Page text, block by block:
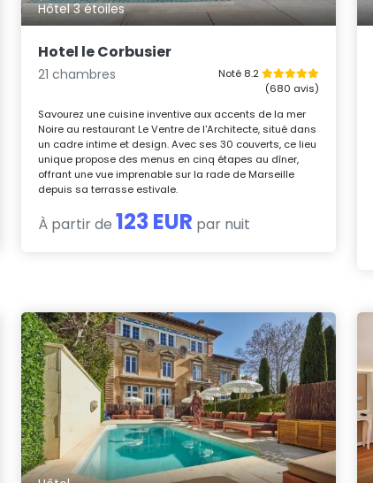
Hôtel 3 étoiles
Hotel le Corbusier
21 chambres
Noté 8.2
(680 avis)
Savourez une cuisine inventive aux accents de la mer
Noire au restaurant Le Ventre de l'Architecte, situé dans
un cadre intime et design. Avec ses 30 couverts, ce lieu
unique propose des menus en cinq étapes au dîner,
offrant une vue imprenable sur la rade de Marseille
depuis sa terrasse estivale.
À partir de123 EUR par nuit